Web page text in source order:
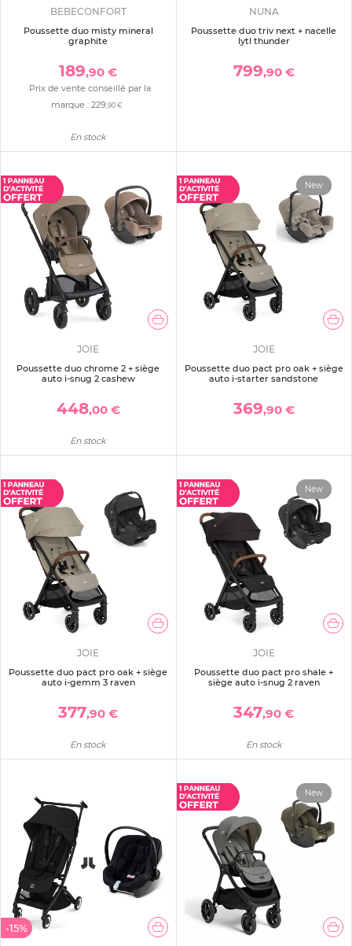
BEBECONFORT
Poussette duo misty mineral
graphite
189,90 €
Prix de vente conseillé par la
marque : 229 ,90 €
En stock
NUNA
Poussette duo triv next + nacelle
lytl thunder
799,90 €
JOIE
Poussette duo chrome 2 + siège
auto i-snug 2 cashew
448,00 €
En stock
New
JOIE
Poussette duo pact pro oak + siège
auto i-starter sandstone
369,90 €
JOIE
Poussette duo pact pro oak + siège
auto i-gemm 3 raven
377,90 €
En stock
New
JOIE
Poussette duo pact pro shale +
siège auto i-snug 2 raven
347,90 €
En stock
-15%
New